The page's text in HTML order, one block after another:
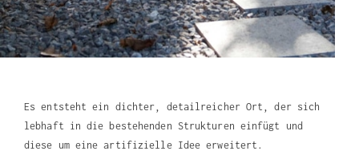
Es entsteht ein dichter, detailreicher Ort, der sich
lebhaft in die bestehenden Strukturen einfügt und
diese um eine artifizielle Idee erweitert.